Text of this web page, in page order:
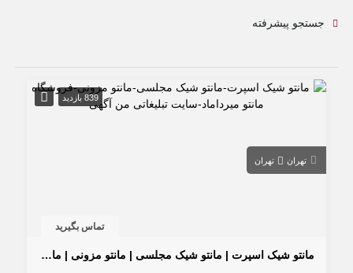
جستجو پیشرفته
839 بازدید
تهران تهران
تماس بگیرید
مانتو شیک اسپرت | مانتو شیک مجلسی | مانتو مزونی | مانتو میرداماد